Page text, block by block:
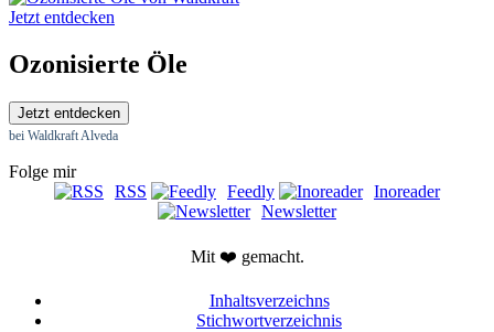
Jetzt entdecken
Ozonisierte Öle
Jetzt entdecken
bei Waldkraft Alveda
Folge mir
RSS
Feedly
Inoreader
Newsletter
Mit ❤️ gemacht.
Inhaltsverzeichns
Stichwortverzeichnis